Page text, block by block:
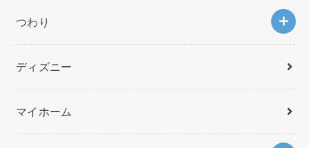
つわり
ディズニー
マイホーム